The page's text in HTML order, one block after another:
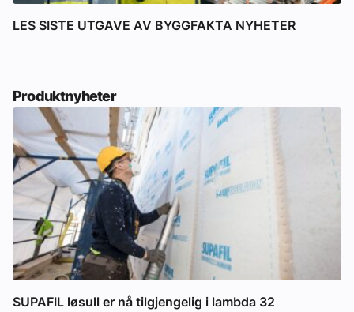
LES SISTE UTGAVE AV BYGGFAKTA NYHETER
Produktnyheter
SUPAFIL løsull er nå tilgjengelig i lambda 32